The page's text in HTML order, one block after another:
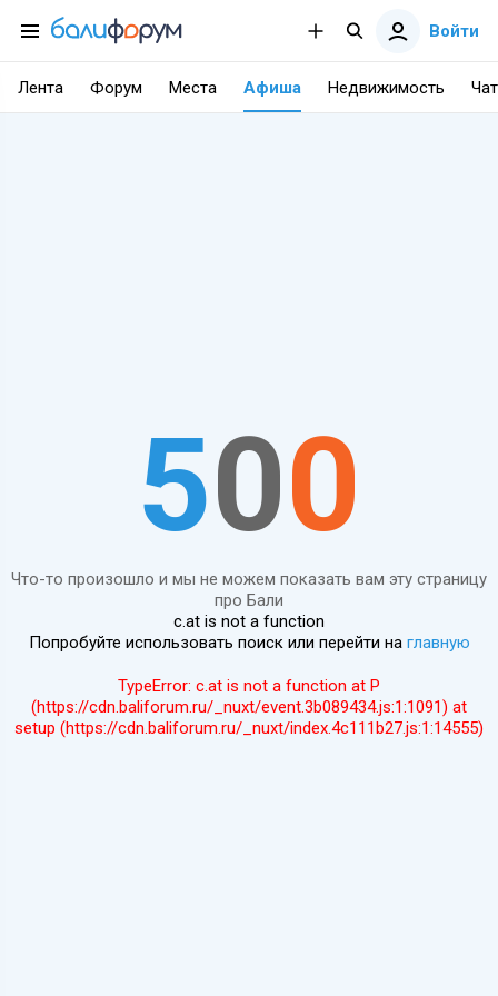
Войти
Лента Форум Места Афиша Недвижимость Чат
500
Что-то произошло и мы не можем показать вам эту страницу
про Бали
c.at is not a function
Попробуйте использовать поиск или перейти на главную
TypeError: c.at is not a function at P
(https://cdn.baliforum.ru/_nuxt/event.3b089434.js:1:1091) at
setup (https://cdn.baliforum.ru/_nuxt/index.4c111b27.js:1:14555)